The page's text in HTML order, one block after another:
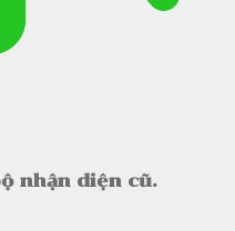
nhận diện cũ.